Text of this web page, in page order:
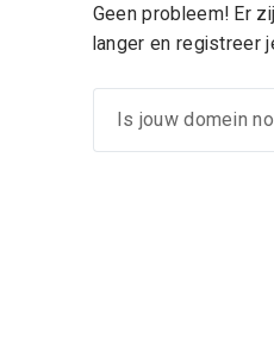
Geen probleem! Er
langer en registreer